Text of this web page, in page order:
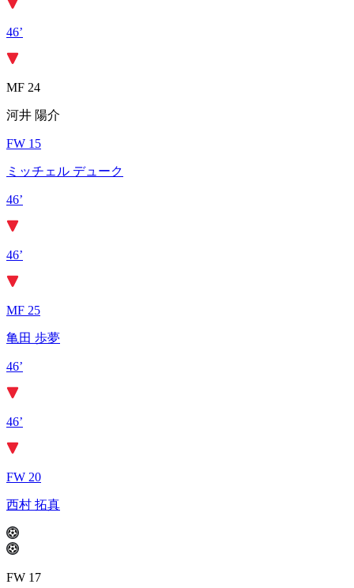
46’
MF 24
河井 陽介
FW 15
ミッチェル デューク
46’
46’
MF 25
亀田 歩夢
46’
46’
FW 20
西村 拓真
FW 17